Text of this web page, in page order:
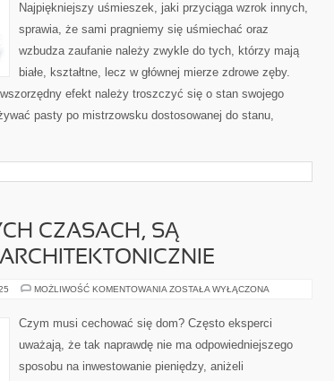
Najpiękniejszy uśmieszek, jaki przyciąga wzrok innych,
sprawia, że sami pragniemy się uśmiechać oraz
wzbudza zaufanie należy zwykle do tych, którzy mają
białe, kształtne, lecz w głównej mierze zdrowe zęby.
efekt należy troszczyć się o stan swojego
pasty po mistrzowsku dostosowanej do stanu,
CZASACH, SĄ
MOŻLIWOŚĆ KOMENTOWANIA DOMY
CZASACH,
SĄ
ARCHITEKTONICZNIE
ZOSTAŁA WYŁĄCZONA
Czym musi cechować się dom? Często eksperci
uważają, że tak naprawdę nie ma odpowiedniejszego
sposobu na inwestowanie pieniędzy, aniżeli